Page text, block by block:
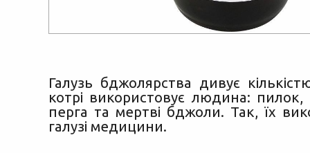
Галузь бджолярства дивує
котрі використовує людина: пилок,
перга та мертві бджоли. Так, їх
галузі медицини.